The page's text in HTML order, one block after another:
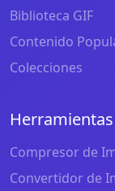
Biblioteca GIF
Contenido
Colecciones
Compresor de
Convertidor de